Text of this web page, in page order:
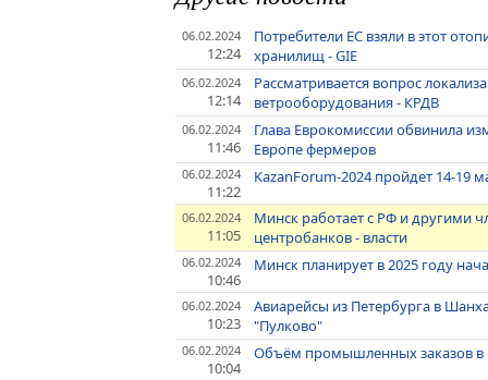
06.02.2024
12:24
Потребители ЕС взяли в этот
хранилищ - GIE
06.02.2024
12:14
Рассматривается вопрос
ветрооборудования - КРДВ
06.02.2024
11:46
Глава Еврокомиссии обвинила
Европе фермеров
06.02.2024
11:22
KazanForum-2024 пройдет 14-19
06.02.2024
11:05
Минск работает с РФ и другими
центробанков - власти
06.02.2024
10:46
Минск планирует в 2025 году
06.02.2024
10:23
Авиарейсы из Петербурга в
"Пулково"
06.02.2024
10:04
Объём промышленных заказов в